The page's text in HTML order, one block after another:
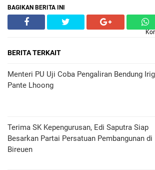
BAGIKAN BERITA INI
BERITA TERKAIT
Menteri PU Uji Coba Pengaliran Bendung
Pante Lhoong
Terima SK Kepengurusan, Edi Saputra Siap
Besarkan Partai Persatuan Pembangunan di
Bireuen